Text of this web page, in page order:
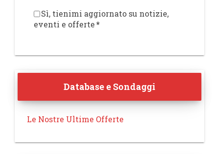
Sì, tienimi aggiornato su notizie,
eventi e offerte*
Database e Sondaggi
Le Nostre Ultime Offerte